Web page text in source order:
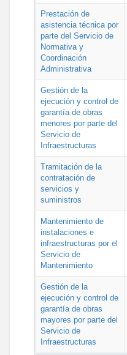
Prestación de
asistencia técnica por
parte del Servicio de
Normativa y
Coordinación
Administrativa
Gestión de la
ejecución y control de
garantía de obras
menores por parte del
Servicio de
Infraestructuras
Tramitación de la
contratación de
servicios y
suministros
Mantenimiento de
instalaciones e
infraestructuras por el
Servicio de
Mantenimiento
Gestión de la
ejecución y control de
garantía de obras
mayores por parte del
Servicio de
Infraestructuras